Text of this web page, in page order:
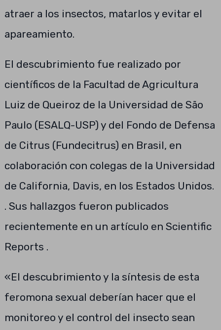
atraer a los insectos, matarlos y evitar el
apareamiento.
El descubrimiento fue realizado por
científicos de la Facultad de Agricultura
Luiz de Queiroz de la Universidad de São
Paulo (ESALQ-USP) y del Fondo de Defensa
de Citrus (Fundecitrus) en Brasil, en
colaboración con colegas de la Universidad
de California, Davis, en los Estados Unidos.
. Sus hallazgos fueron publicados
recientemente en un artículo en Scientific
Reports .
«El descubrimiento y la síntesis de esta
feromona sexual deberían hacer que el
monitoreo y el control del insecto sean